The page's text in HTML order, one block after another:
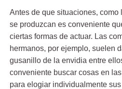
Antes de que situaciones, como
se produzcan es conveniente
ciertas formas de actuar. Las
hermanos, por ejemplo, suelen
gusanillo de la envidia entre
conveniente buscar cosas en
para elogiar individualmente